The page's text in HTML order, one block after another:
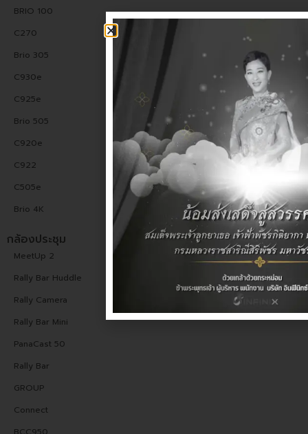
BRIO 100
C270
Brio 305
C930e
C925e
Brio 505
C920e
C922
C505e
Brio 4K
กล้องประชุม
MeetUp 2
Rally Bar Huddle
Rally Camera
Rally Bar Mini
PanaCast 50
Rally Bar
GROUP
Connect